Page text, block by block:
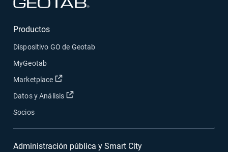
Productos
Dispositivo GO de Geotab
MyGeotab
Marketplace
Abrir en una nueva ventana
Datos y Análisis Abrir en una nueva ventana
Socios
Administración pública y Smart City